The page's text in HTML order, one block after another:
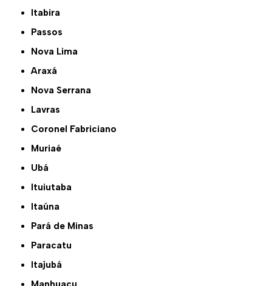
Itabira
Passos
Nova Lima
Araxá
Nova Serrana
Lavras
Coronel Fabriciano
Muriaé
Ubá
Ituiutaba
Itaúna
Pará de Minas
Paracatu
Itajubá